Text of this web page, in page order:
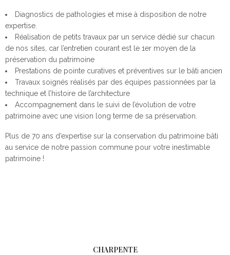
Diagnostics de pathologies et mise à disposition de notre
expertise.
Réalisation de petits travaux par un service dédié sur chacun
de nos sites, car l’entretien courant est le 1er moyen de la
préservation du patrimoine
Prestations de pointe curatives et préventives sur le bâti ancien
Travaux soignés réalisés par des équipes passionnées par la
technique et l’histoire de l’architecture
Accompagnement dans le suivi de l’évolution de votre
patrimoine avec une vision long terme de sa préservation.
Plus de 70 ans d’expertise sur la conservation du patrimoine bâti
au service de notre passion commune pour votre inestimable
patrimoine !
CHARPENTE